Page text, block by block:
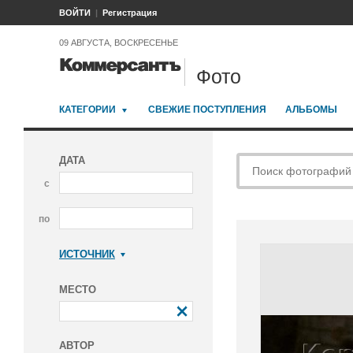
ВОЙТИ Регистрация
09 АВГУСТА, ВОСКРЕСЕНЬЕ
Фото
КАТЕГОРИИ СВЕЖИЕ ПОСТУПЛЕНИЯ АЛЬБОМЫ
ДАТА
с
по
ИСТОЧНИК
МЕСТО
АВТОР